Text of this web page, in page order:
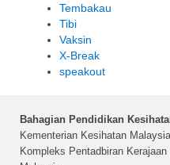
Tembakau
Tibi
Vaksin
X-Break
speakout
Bahagian Pendidikan
Kementerian Kesihatan
Kompleks Pentadbiran